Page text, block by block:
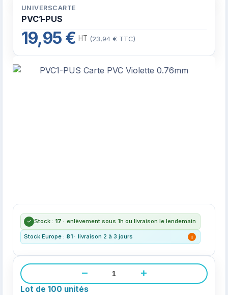
UNIVERSCARTE
PVC1-PUS
19,95 € HT (23,94 € TTC)
Stock : 17 · enlèvement sous 1h ou livraison le lendemain
Stock Europe : 81 · livraison 2 à 3 jours i
− +
Lot de 100 unités